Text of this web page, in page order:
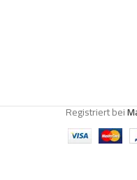
Registriert bei